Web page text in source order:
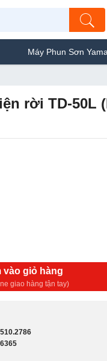
Sơn Yamafuji Lựa
rời TD-50L
vào giỏ hàng
giao hàng tận tay)